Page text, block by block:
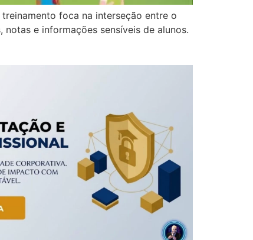
foca na interseção entre o
e informações sensíveis de alunos.